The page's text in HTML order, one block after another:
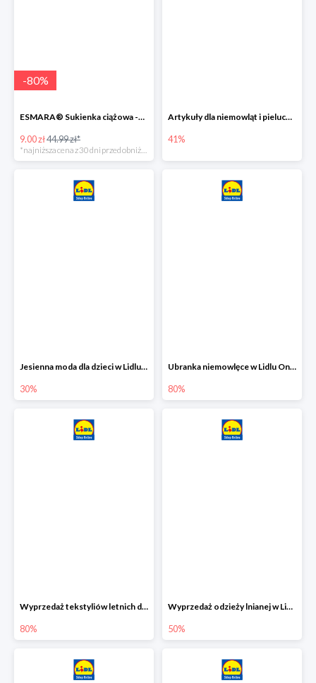
-80%
ESMARA® Sukienka ciążowa -79%
9.00 zł44.99 zł*
Artykuły dla niemowląt i pieluchy w Lidlu Online do -41%
41%
Jesienna moda dla dzieci w Lidlu Online do -30%
30%
Ubranka niemowlęce w Lidlu Online do -80%
80%
Wyprzedaż tekstyliów letnich dla dzieci w Lidlu Online do -80%
80%
Wyprzedaż odzieży lnianej w Lidlu Online do -50%
50%